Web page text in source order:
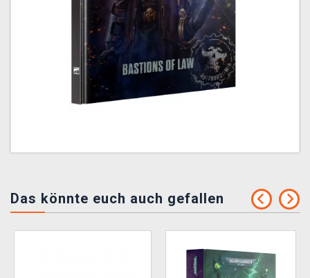
Das könnte euch auch gefallen